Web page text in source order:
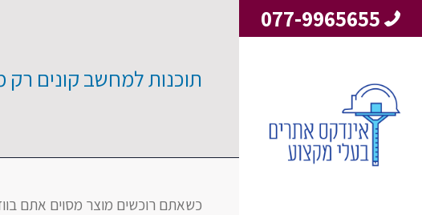
077-9965655
תוכנות למחשב קונים רק
כשאתם רוכשים מוצר מסוים אתם